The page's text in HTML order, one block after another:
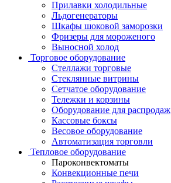
Прилавки холодильные
Льдогенераторы
Шкафы шоковой заморозки
Фризеры для мороженого
Выносной холод
Торговое оборудование
Стеллажи торговые
Стеклянные витрины
Сетчатое оборудование
Тележки и корзины
Оборудование для распродаж
Кассовые боксы
Весовое оборудование
Автоматизация торговли
Тепловое оборудование
Пароконвектоматы
Конвекционные печи